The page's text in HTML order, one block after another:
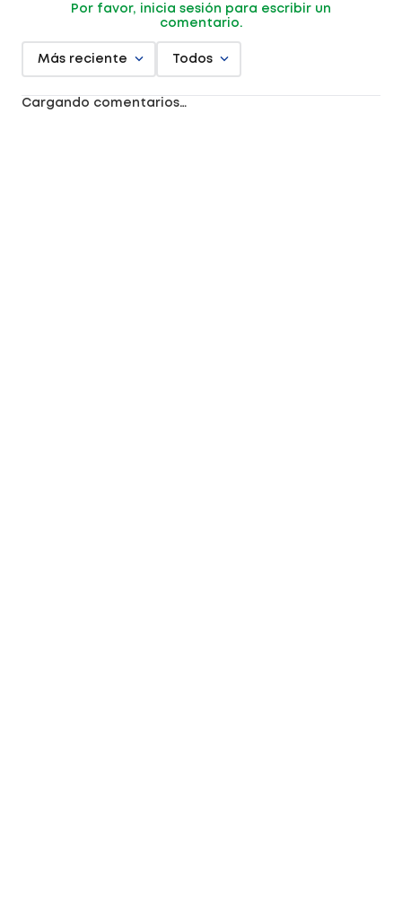
Por favor, inicia sesión para escribir un
comentario.
Más reciente Todos
Cargando comentarios…